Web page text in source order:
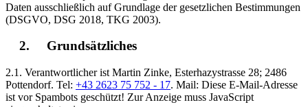
Daten ausschließlich auf Grundlage der gesetzlichen Bestimmungen
(DSGVO, DSG 2018, TKG 2003).
2. Grundsätzliches
2.1. Verantwortlicher ist Martin Zinke, Esterhazystrasse 28; 2486
Pottendorf. Tel: +43 2623 75 752 - 17. Mail: Diese E-Mail-Adresse
ist vor Spambots geschützt! Zur Anzeige muss JavaScript